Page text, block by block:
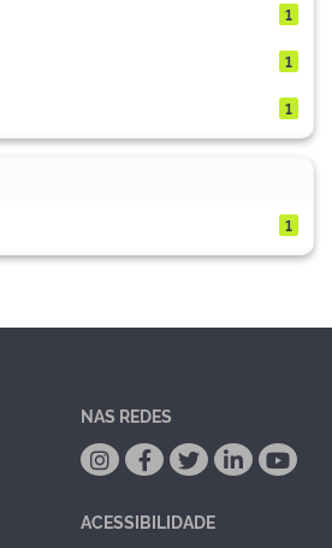
1
1
1
1
NAS REDES
ACESSIBILIDADE